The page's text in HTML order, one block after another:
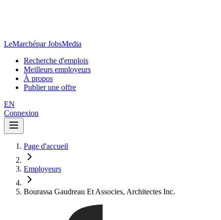
LeMarchépar JobsMedia
Recherche d'emplois
Meilleurs employeurs
À propos
Publier une offre
EN
Connexion
Page d'accueil
Employeurs
Bourassa Gaudreau Et Associes, Architectes Inc.